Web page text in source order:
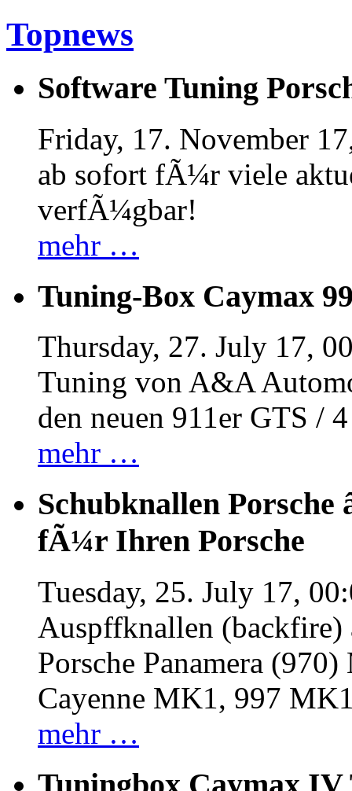
Topnews
Software Tuning
Friday, 17. November
ab sofort fÃ¼r viele
verfÃ¼gbar!
mehr …
Tuning-Box Caymax
Thursday, 27. July 17,
Tuning von A&A
den neuen 911er GTS /
mehr …
Schubknallen Porsche
fÃ¼r Ihren Porsche
Tuesday, 25. July 17,
Auspffknallen
Porsche Panamera
Cayenne MK1, 997
mehr …